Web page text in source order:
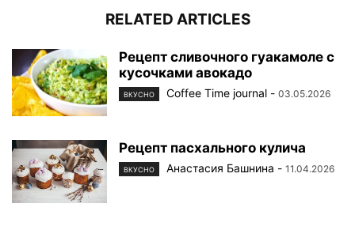
RELATED ARTICLES
Рецепт сливочного гуакамоле с
кусочками авокадо
ВКУСНО Coffee Time journal - 03.05.2026
Рецепт пасхального кулича
ВКУСНО Анастасия Башнина - 11.04.2026